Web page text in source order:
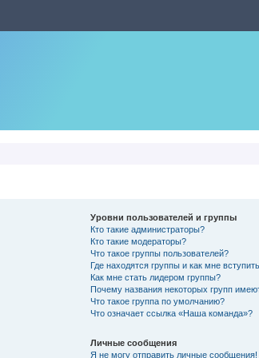
Уровни пользователей и группы
Кто такие администраторы?
Кто такие модераторы?
Что такое группы пользователей?
Где находятся группы и как мне
Как мне стать лидером группы?
Почему названия некоторых групп
Что такое группа по умолчанию?
Что означает ссылка «Наша команда»?
Личные сообщения
Я не могу отправить личные сообщения!